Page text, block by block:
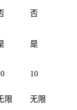
否
是
10
限 无限